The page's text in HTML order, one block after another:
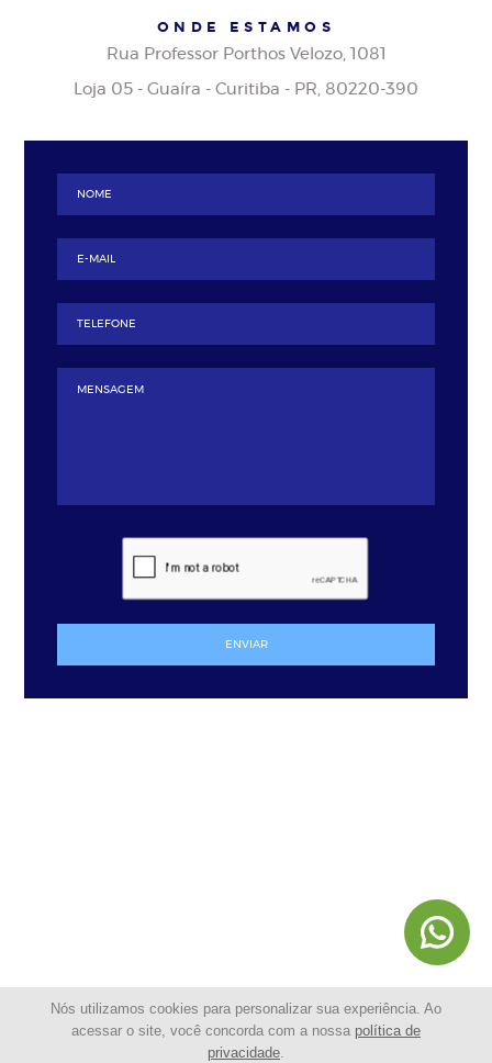
Nós utilizamos cookies para personalizar sua experiência. Ao
acessar o site, você concorda com a nossa política de
privacidade.
ENVIAR
ONDE ESTAMOS
Rua Professor Porthos Velozo, 1081
Loja 05 - Guaíra - Curitiba - PR, 80220-390